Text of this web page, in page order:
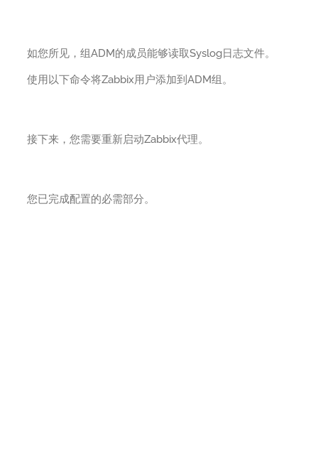
如您所见，组ADM的成员能够读取Syslog日志文件。
使用以下命令将Zabbix用户添加到ADM组。
接下来，您需要重新启动Zabbix代理。
您已完成配置的必需部分。